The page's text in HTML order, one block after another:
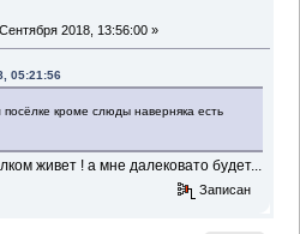
2018, 13:56:00 »
05:21:56
посёлке кроме слюды наверняка есть
живет ! а мне далековато будет...
Записан